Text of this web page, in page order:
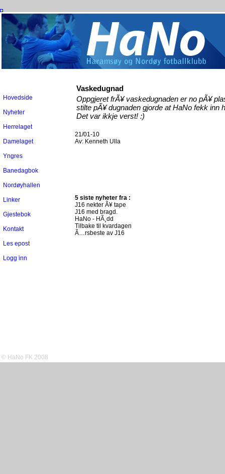
Hovedside
Nyheter
Herrelaget
Damelaget
Yngres
Banedagbok
Nordøyhallen
Linker
Gjestebok
Kontakt
Les epost
Logg inn
Vaskedugnad
Oppgjeret frÃ¥ vaskedugnaden er no pÃ¥
stilte pÃ¥ dugnaden gjorde at HaNo fekk inn
Det var ikkje verst! :)
21/01-10
Av: Kenneth Ulla
5 siste nyheter fra :
J16 nekter Ã¥ tape
J16 med bragd.
HaNo - HÃ¸dd
Tilbake til kvardagen
Ã…rsbeste av J16
© HaNo FK 2008